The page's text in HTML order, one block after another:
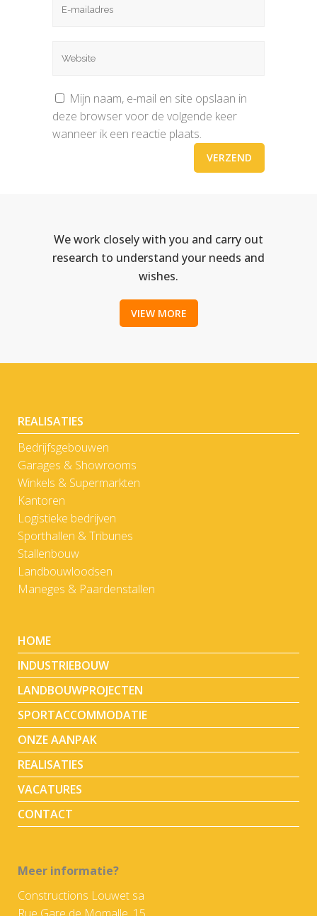
Mijn naam, e-mail en site opslaan in
deze browser voor de volgende keer
wanneer ik een reactie plaats.
We work closely with you and carry out
research to understand your needs and
wishes.
VIEW MORE
REALISATIES
Bedrijfsgebouwen
Garages & Showrooms
Winkels & Supermarkten
Kantoren
Logistieke bedrijven
Sporthallen & Tribunes
Stallenbouw
Landbouwloodsen
Maneges & Paardenstallen
HOME
INDUSTRIEBOUW
LANDBOUWPROJECTEN
SPORTACCOMMODATIE
ONZE AANPAK
REALISATIES
VACATURES
CONTACT
Meer informatie?
Constructions Louwet sa